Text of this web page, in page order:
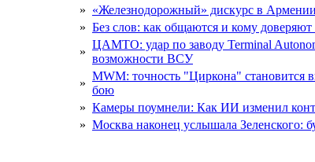
» «Железнодорожный» дискурс в
» Без слов: как общаются и кому доверяют
»
ЦАМТО: удар по заводу Terminal
возможности ВСУ
»
MWM: точность "Циркона" становится
бою
» Камеры поумнели: Как ИИ изменил
» Москва наконец услышала Зеленского: